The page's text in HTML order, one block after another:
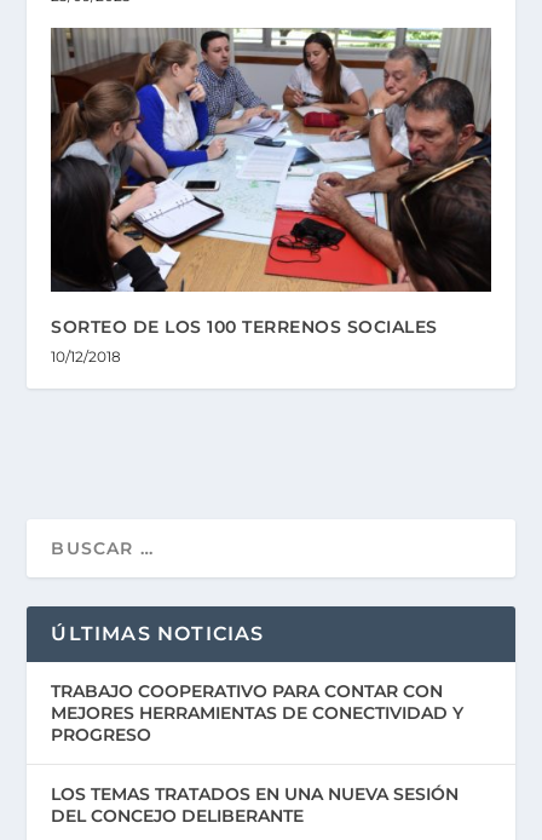
SORTEO DE LOS 100 TERRENOS SOCIALES
10/12/2018
ÚLTIMAS NOTICIAS
TRABAJO COOPERATIVO PARA CONTAR CON
MEJORES HERRAMIENTAS DE CONECTIVIDAD Y
PROGRESO
LOS TEMAS TRATADOS EN UNA NUEVA SESIÓN
DEL CONCEJO DELIBERANTE